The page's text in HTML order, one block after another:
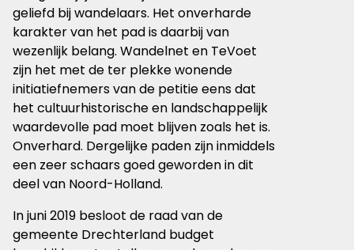
geliefd bij wandelaars. Het onverharde
karakter van het pad is daarbij van
wezenlijk belang. Wandelnet en TeVoet
zijn het met de ter plekke wonende
initiatiefnemers van de petitie eens dat
het cultuurhistorische en landschappelijk
waardevolle pad moet blijven zoals het is.
Onverhard. Dergelijke paden zijn inmiddels
een zeer schaars goed geworden in dit
deel van Noord-Holland.
In juni 2019 besloot de raad van de
gemeente Drechterland budget